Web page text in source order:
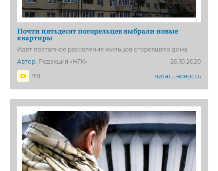
Почти пятьдесят погорельцев выбрали новые
квартиры
Идет поэтапное расселение жильцов сгоревшего дома
Автор: Редакция «НГК»
20.10.2020
991
читать новость